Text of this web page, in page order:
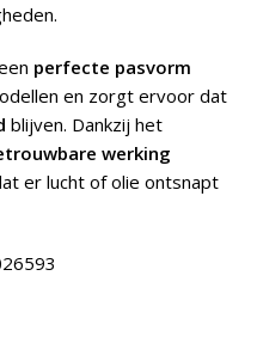
perfecte pasvorm
en zorgt ervoor dat
blijven. Dankzij het
werking
er lucht of olie ontsnapt